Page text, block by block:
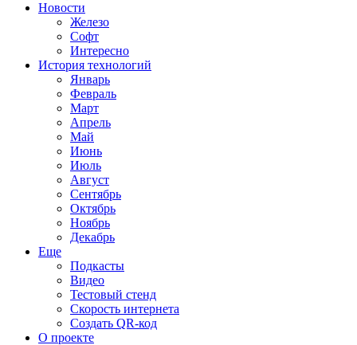
Новости
Железо
Софт
Интересно
История технологий
Январь
Февраль
Март
Апрель
Май
Июнь
Июль
Август
Сентябрь
Октябрь
Ноябрь
Декабрь
Еще
Подкасты
Видео
Тестовый стенд
Скорость интернета
Создать QR-код
О проекте